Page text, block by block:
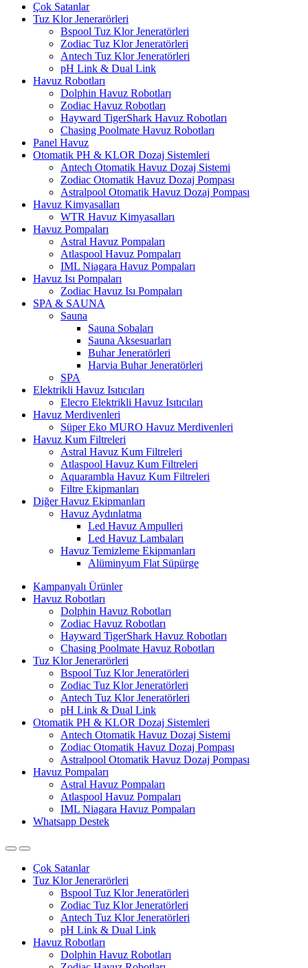
Çok Satanlar
Tuz Klor Jenerarörleri
Bspool Tuz Klor Jeneratörleri
Zodiac Tuz Klor Jeneratörleri
Antech Tuz Klor Jeneratörleri
pH Link & Dual Link
Havuz Robotları
Dolphin Havuz Robotları
Zodiac Havuz Robotları
Hayward TigerShark Havuz Robotları
Chasing Poolmate Havuz Robotları
Panel Havuz
Otomatik PH & KLOR Dozaj Sistemleri
Antech Otomatik Havuz Dozaj Sistemi
Zodiac Otomatik Havuz Dozaj Pompası
Astralpool Otomatik Havuz Dozaj Pompası
Havuz Kimyasalları
WTR Havuz Kimyasalları
Havuz Pompaları
Astral Havuz Pompaları
Atlaspool Havuz Pompaları
IML Niagara Havuz Pompaları
Havuz Isı Pompaları
Zodiac Havuz Isı Pompaları
SPA & SAUNA
Sauna
Sauna Sobaları
Sauna Aksesuarları
Buhar Jeneratörleri
Harvia Buhar Jeneratörleri
SPA
Elektrikli Havuz Isıtıcıları
Elecro Elektrikli Havuz Isıtıcıları
Havuz Merdivenleri
Süper Eko MURO Havuz Merdivenleri
Havuz Kum Filtreleri
Astral Havuz Kum Filtreleri
Atlaspool Havuz Kum Filtreleri
Aquarambla Havuz Kum Filtreleri
Filtre Ekipmanları
Diğer Havuz Ekipmanları
Havuz Aydınlatma
Led Havuz Ampulleri
Led Havuz Lambaları
Havuz Temizleme Ekipmanları
Alüminyum Flat Süpürge
Kampanyalı Ürünler
Havuz Robotları
Dolphin Havuz Robotları
Zodiac Havuz Robotları
Hayward TigerShark Havuz Robotları
Chasing Poolmate Havuz Robotları
Tuz Klor Jenerarörleri
Bspool Tuz Klor Jeneratörleri
Zodiac Tuz Klor Jeneratörleri
Antech Tuz Klor Jeneratörleri
pH Link & Dual Link
Otomatik PH & KLOR Dozaj Sistemleri
Antech Otomatik Havuz Dozaj Sistemi
Zodiac Otomatik Havuz Dozaj Pompası
Astralpool Otomatik Havuz Dozaj Pompası
Havuz Pompaları
Astral Havuz Pompaları
Atlaspool Havuz Pompaları
IML Niagara Havuz Pompaları
Whatsapp Destek
Çok Satanlar
Tuz Klor Jenerarörleri
Bspool Tuz Klor Jeneratörleri
Zodiac Tuz Klor Jeneratörleri
Antech Tuz Klor Jeneratörleri
pH Link & Dual Link
Havuz Robotları
Dolphin Havuz Robotları